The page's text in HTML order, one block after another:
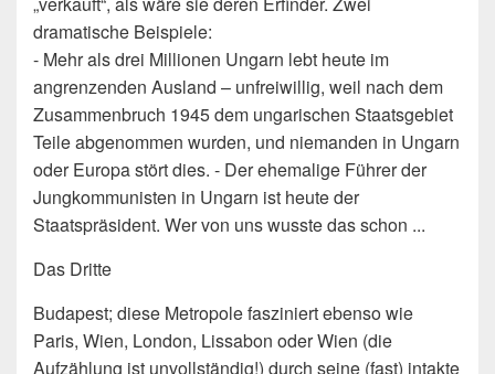
dramatische Beispiele:
- Mehr als drei Millionen Ungarn lebt heute im
angrenzenden Ausland – unfreiwillig, weil nach dem
Zusammenbruch 1945 dem ungarischen Staatsgebiet
Teile abgenommen wurden, und niemanden in Ungarn
oder Europa stört dies. - Der ehemalige Führer der
Jungkommunisten in Ungarn ist heute der
Staatspräsident. Wer von uns wusste das schon ...
Das Dritte
Budapest; diese Metropole fasziniert ebenso wie
Paris, Wien, London, Lissabon oder Wien (die
Aufzählung ist unvollständig!) durch seine (fast) intakte